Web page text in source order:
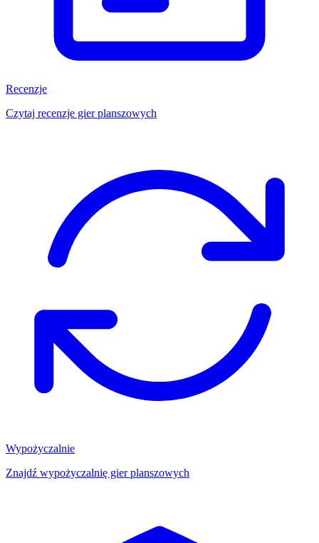
Recenzje
Czytaj recenzje gier planszowych
Wypożyczalnie
Znajdź wypożyczalnię gier planszowych